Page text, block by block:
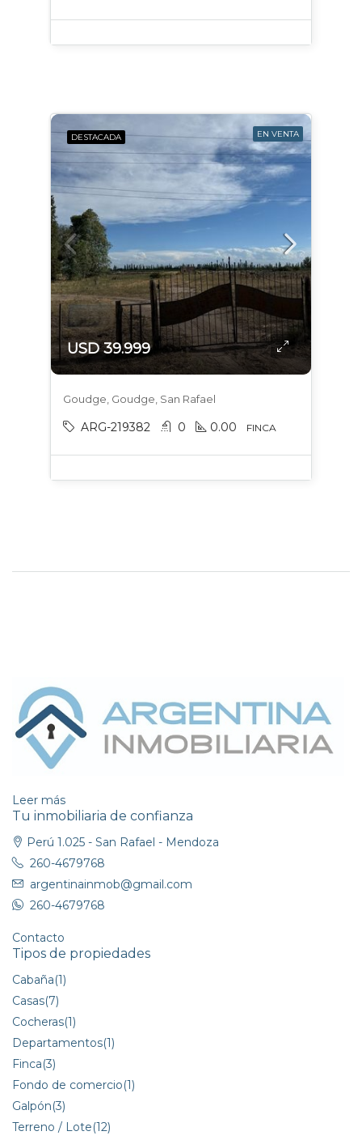
DESTACADA EN VENTA
USD 39.999
Goudge, Goudge, San Rafael
ARG-219382 0 0.00 FINCA
Leer más
Tu inmobiliaria de confianza
Perú 1.025 - San Rafael - Mendoza
260-4679768
argentinainmob@gmail.com
260-4679768
Contacto
Tipos de propiedades
Cabaña(1)
Casas(7)
Cocheras(1)
Departamentos(1)
Finca(3)
Fondo de comercio(1)
Galpón(3)
Terreno / Lote(12)